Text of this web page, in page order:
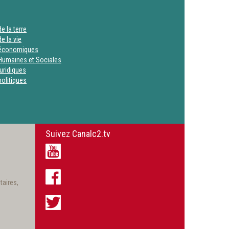
la terre
la vie
et Sociales
Suivez Canalc2.tv